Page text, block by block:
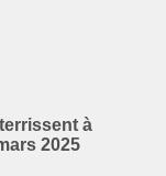
à
2025